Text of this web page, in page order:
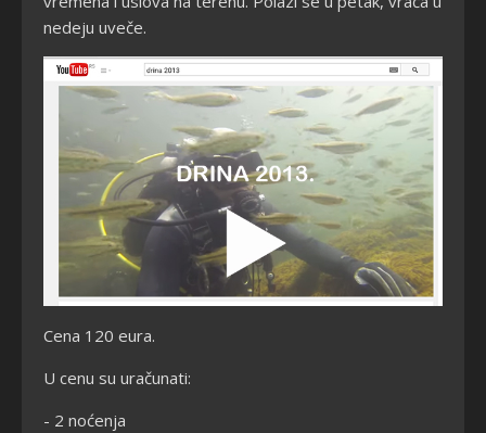
nedeju uveče.
Cena 120 eura.
U cenu su uračunati:
- 2 noćenja